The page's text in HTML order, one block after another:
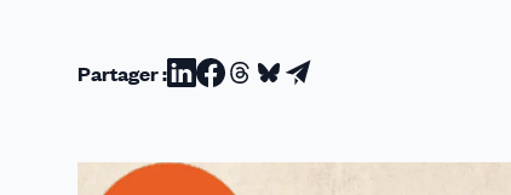
Partager :Partager
Linkedin
Partager
Facebook
Partager
Threads
Partager
Bluesky
Partager
email